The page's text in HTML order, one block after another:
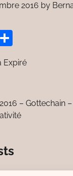
2016 by
Expiré
– Gottechain